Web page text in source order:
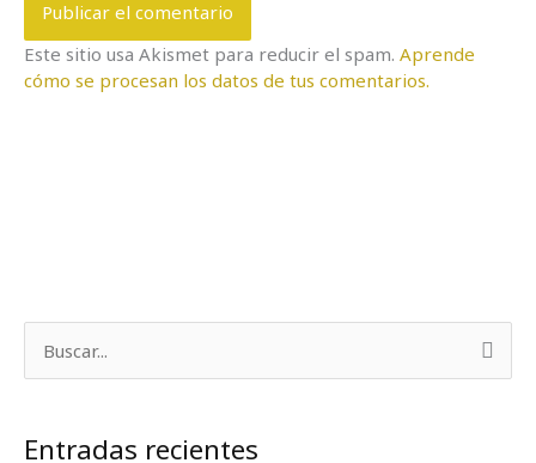
Este sitio usa Akismet para reducir el spam. Aprende
cómo se procesan los datos de tus comentarios.
Entradas recientes